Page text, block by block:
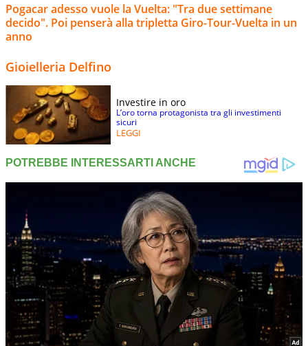
Pogacar adesso vuole la Vuelta: "Tra due settimane
decido". Poi penserà alla tripletta Giro-Tour-Vuelta in un
anno
Gioielleria Delfino
Investire in oro
L’oro torna protagonista tra gli investimenti
sicuri
LEGGI